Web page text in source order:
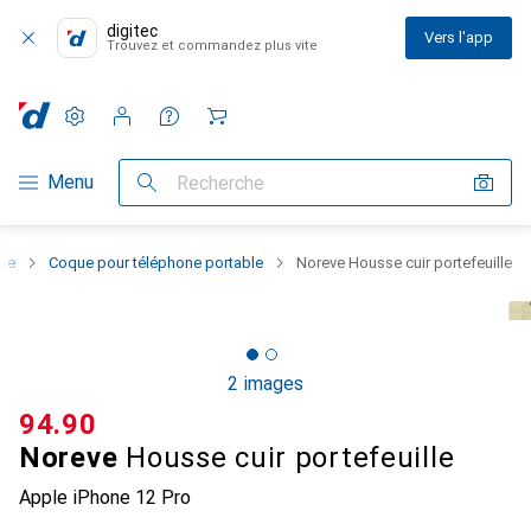
digitec
Trouvez et commandez plus vite Vers l'app
Navigation par catégorie
Menu Recherche
Paramètres
Compte client
Listes de comparaison
Listes d'envies
Panier
Coque pour téléphone portable Noreve Housse cuir portefeuille
2 images
Noreve Housse cuir portefeuille
Apple iPhone 12 Pro
CHF
94.90